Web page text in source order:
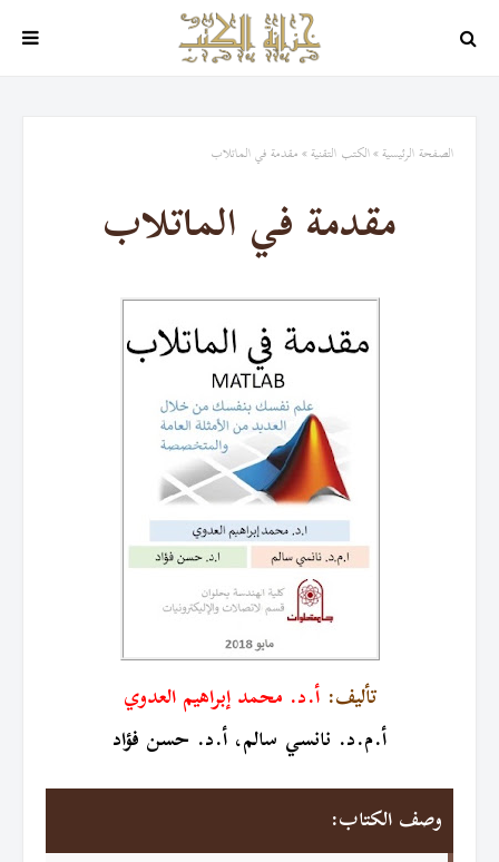
الصفحة الرئيسية الكتب التقنية مقدمة في الماتلاب
مقدمة في الماتلاب
تأليف:أ.د. محمد إبراهيم العدوي
أ.م.د. نانسي سالم، أ.د. حسن فؤاد
وصف الكتاب: